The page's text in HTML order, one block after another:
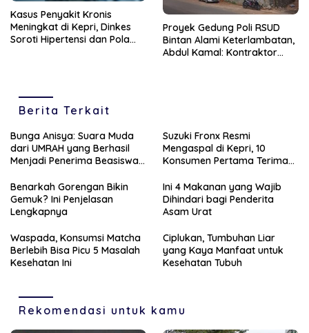
Kasus Penyakit Kronis
Meningkat di Kepri, Dinkes
Soroti Hipertensi dan Pola
Proyek Gedung Poli RSUD
Bintan Alami Keterlambatan,
Abdul Kamal: Kontraktor
Berita Terkait
Bunga Anisya: Suara Muda
dari UMRAH yang Berhasil
Menjadi Penerima Beasiswa
Suzuki Fronx Resmi
Mengaspal di Kepri, 10
Konsumen Pertama Terima
Benarkah Gorengan Bikin
Gemuk? Ini Penjelasan
Lengkapnya
Ini 4 Makanan yang Wajib
Dihindari bagi Penderita
Asam Urat
Waspada, Konsumsi Matcha
Berlebih Bisa Picu 5 Masalah
Kesehatan Ini
Ciplukan, Tumbuhan Liar
yang Kaya Manfaat untuk
Kesehatan Tubuh
Rekomendasi untuk kamu